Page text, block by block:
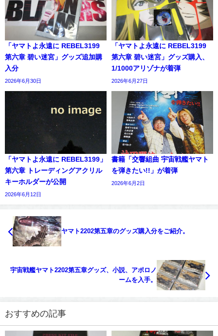
「ヤマトよ永遠に REBEL3199
第六章 碧い迷宮」グッズ追加購
入分
2026年6月30日
「ヤマトよ永遠に REBEL3199
第六章 碧い迷宮」グッズ購入、
1/1000アリゾナが着弾
2026年6月27日
「ヤマトよ永遠に REBEL3199」
第六章 トレーディングアクリル
キーホルダーが公開
2026年6月12日
書籍「交響組曲 宇宙戦艦ヤマト
を弾きたい!!」が着弾
2026年6月2日
ヤマト2202第五章のグッズ購入分をご紹介。
宇宙戦艦ヤマト2202第五章グッズ、小説、アポロノ
ームを入手。
おすすめの記事